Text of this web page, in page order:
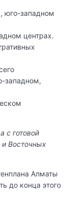
юго-западном
центрах.
западном,
с готовой
и Восточных
Алматы
до конца этого